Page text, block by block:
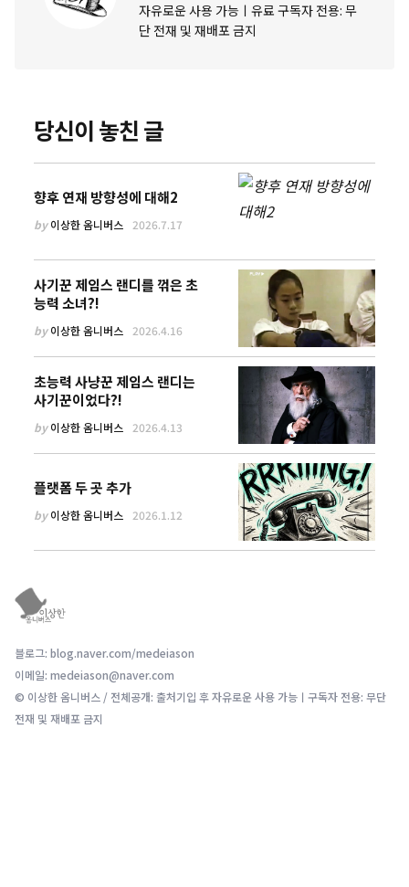
자유로운 사용 가능ㅣ유료 구독자 전용: 무
단 전재 및 재배포 금지
당신이 놓친 글
향후 연재 방향성에 대해2
by이상한 옴니버스 2026.7.17
사기꾼 제임스 랜디를 꺾은 초
능력 소녀?!
by이상한 옴니버스 2026.4.16
초능력 사냥꾼 제임스 랜디는
사기꾼이었다?!
by이상한 옴니버스 2026.4.13
플랫폼 두 곳 추가
by이상한 옴니버스 2026.1.12
블로그: blog.naver.com/medeiason
이메일: medeiason@naver.com
© 이상한 옴니버스 / 전체공개: 출처기입 후 자유로운 사용 가능ㅣ구독자 전용: 무단
전재 및 재배포 금지